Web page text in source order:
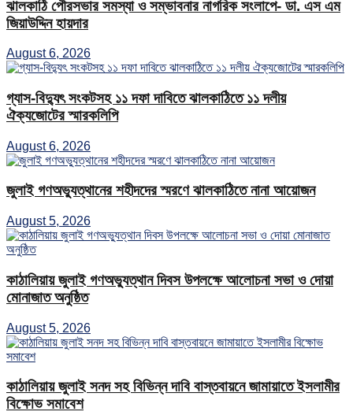
ঝালকাঠি পৌরসভার সমস্যা ও সম্ভাবনার নাগরিক সংলাপে- ডা. এস এম
জিয়াউদ্দিন হায়দার
August 6, 2026
গ্যাস-বিদ্যুৎ সংকটসহ ১১ দফা দাবিতে ঝালকাঠিতে ১১ দলীয়
ঐক্যজোটের স্মারকলিপি
August 6, 2026
জুলাই গণঅভ্যুত্থানের শহীদদের স্মরণে ঝালকাঠিতে নানা আয়োজন
August 5, 2026
কাঠালিয়ায় জুলাই গণঅভ্যুত্থান দিবস উপলক্ষে আলোচনা সভা ও দোয়া
মোনাজাত অনুষ্ঠিত
August 5, 2026
কাঠালিয়ায় জুলাই সনদ সহ বিভিন্ন দাবি বাস্তবায়নে জামায়াতে ইসলামীর
বিক্ষোভ সমাবেশ